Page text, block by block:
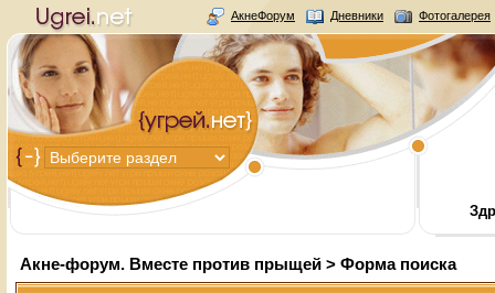
АкнеФорум Дневники Фотогалерея
Акне-форум. Вместе против прыщей > Форма поиска